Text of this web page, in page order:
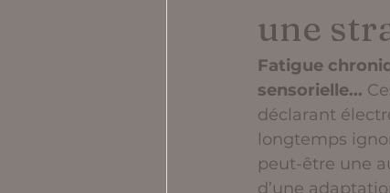
une
Fatigue
sensorielle...
déclarant
longtemps
peut-être une
d’une